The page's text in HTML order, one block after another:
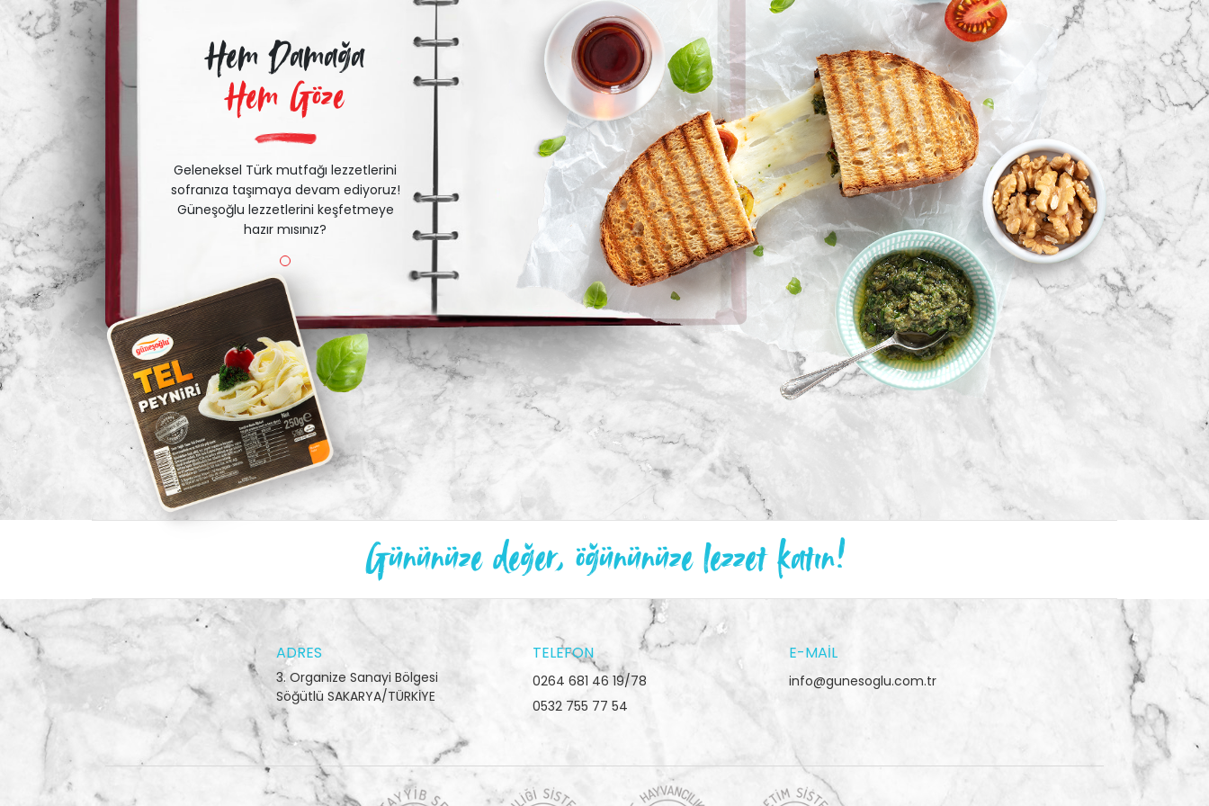
Hem Damağa
Hem Göze
Geleneksel Türk mutfağı lezzetlerini
sofranıza taşımaya devam ediyoruz!
Güneşoğlu lezzetlerini keşfetmeye
hazır mısınız?
Gününüze değer, öğününüze lezzet katın!
ADRES
3. Organize Sanayi Bölgesi
Söğütlü SAKARYA/TÜRKİYE
TELEFON
0264 681 46 19/78
0532 755 77 54
E-MAIL
info@gunesoglu.com.tr